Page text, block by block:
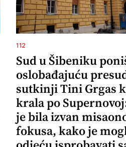
112
Sud u Šibeniku
oslobađajuću
sutkinji Tini Grgas
krala po
je bila izvan
fokusa, kako je